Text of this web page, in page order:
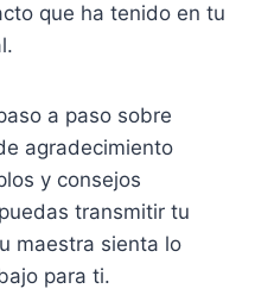
que ha tenido en tu
a paso sobre
agradecimiento
y consejos
transmitir tu
maestra sienta lo
para ti.